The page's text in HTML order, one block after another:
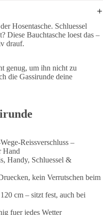
Hosentasche. Schluessel
Diese Bauchtasche loest das –
drauf.
genug, um ihn nicht zu
die Gassirunde deine
Reissverschluss –
Hand
Handy, Schluessel &
kein Verrutschen beim
cm – sitzt fest, auch bei
fuer jedes Wetter